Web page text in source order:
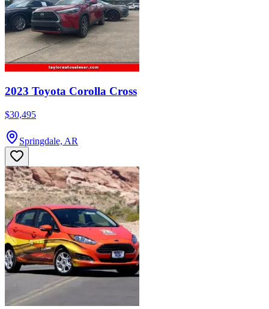
2023 Toyota Corolla Cross
$30,495
Springdale, AR